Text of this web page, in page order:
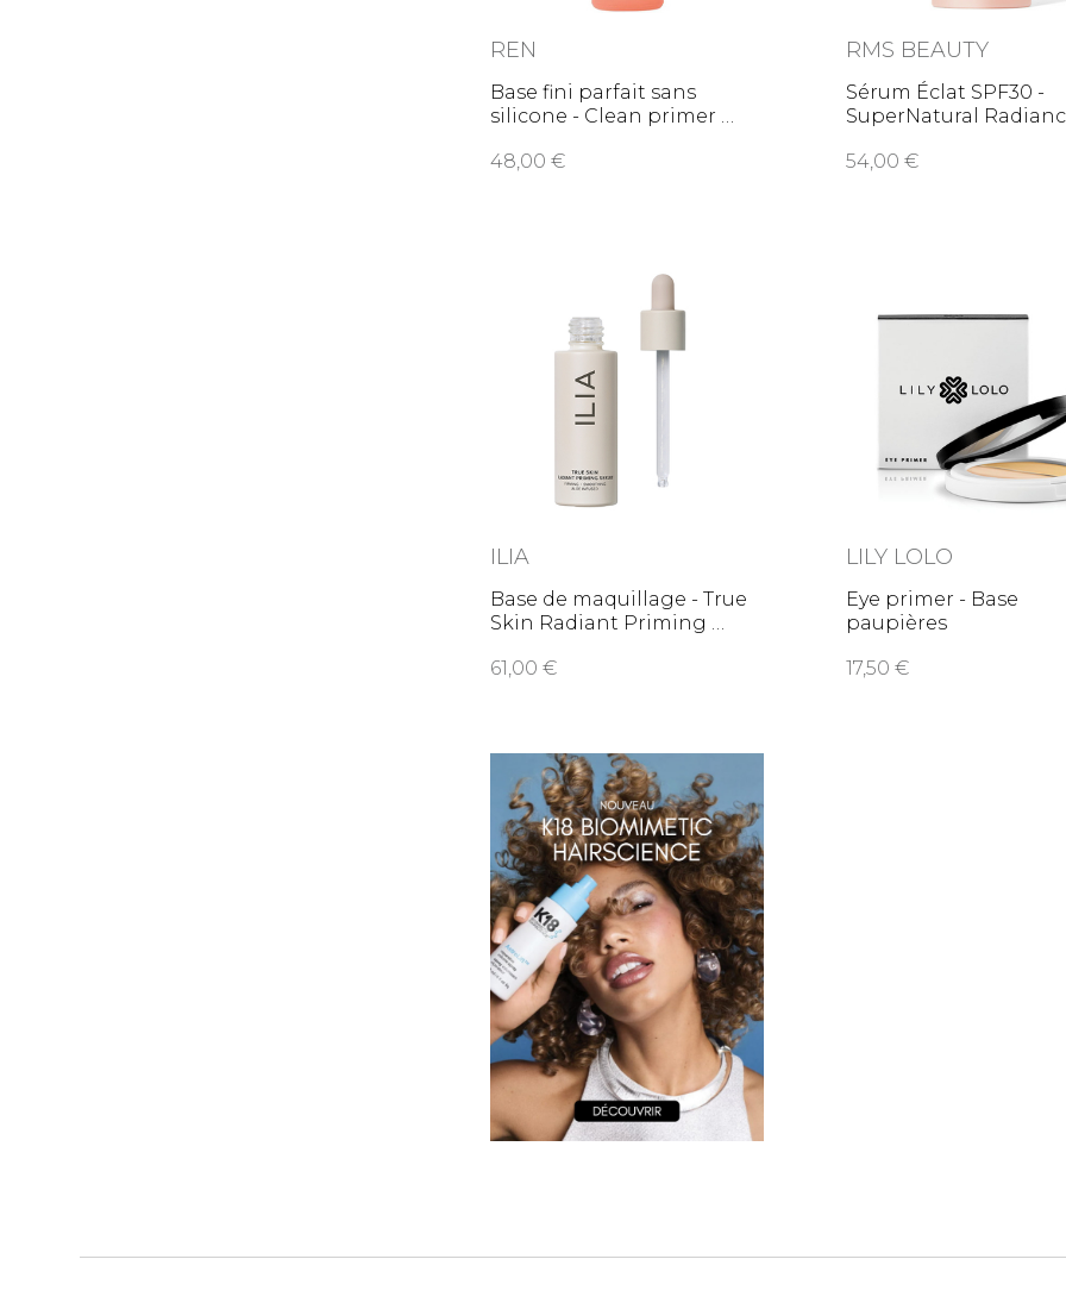
REN
Base fini parfait sans
silicone - Clean primer
48,00
RMS BEAUTY
Sérum Éclat SPF30 -
SuperNatural
54,00
ILIA
Base de maquillage - True
Skin Radiant Priming
61,00
LILY LOLO
Eye primer - Base
paupières
17,50